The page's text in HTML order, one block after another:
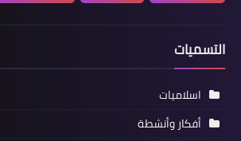
التسميات
اسلاميات
أفكار وأنشطة